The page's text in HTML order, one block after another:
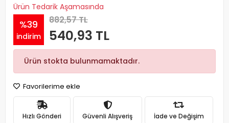
Ürün Tedarik Aşamasında
%39
indirim
882,57 TL
540,93 TL
Ürün stokta bulunmamaktadır.
Favorilerime ekle
Hızlı Gönderi Güvenli Alışveriş İade ve Değişim